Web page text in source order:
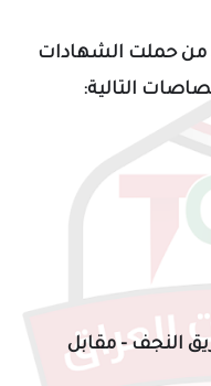
حملت الشهادات
التالية:
النجف - مقابل